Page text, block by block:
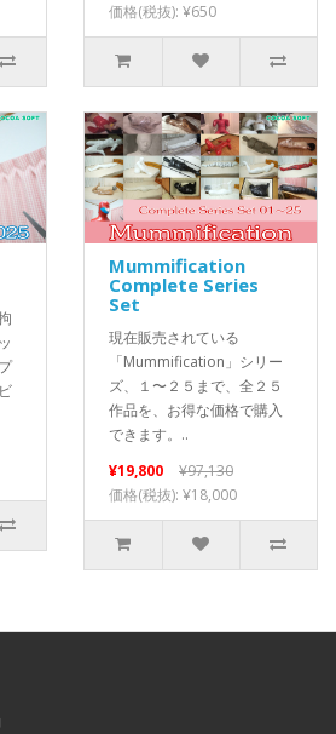
価格(税抜): ¥650
Mummification
Complete Series
Set
現在販売されている
「Mummification」シリー
ズ、１〜２５まで、全２５
作品を、お得な価格で購入
できます。..
¥19,800
¥97,130
価格(税抜): ¥18,000